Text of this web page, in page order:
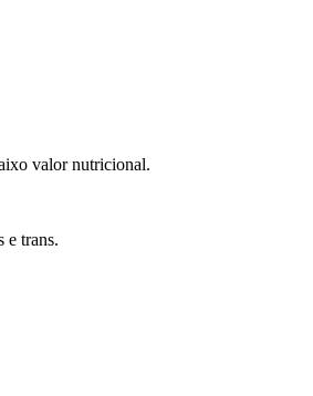
valor nutricional.
e trans.